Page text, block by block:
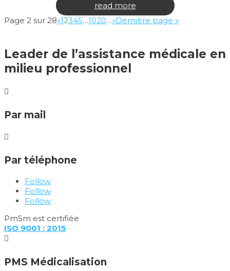
read more
Page 2 sur 28«12345…1020…»Dernière page »
Leader de l’assistance médicale en
milieu professionnel

Par mail

Par téléphone
Follow
Follow
Follow
PmSm est certifiée
ISO 9001 : 2015

PMS Médicalisation